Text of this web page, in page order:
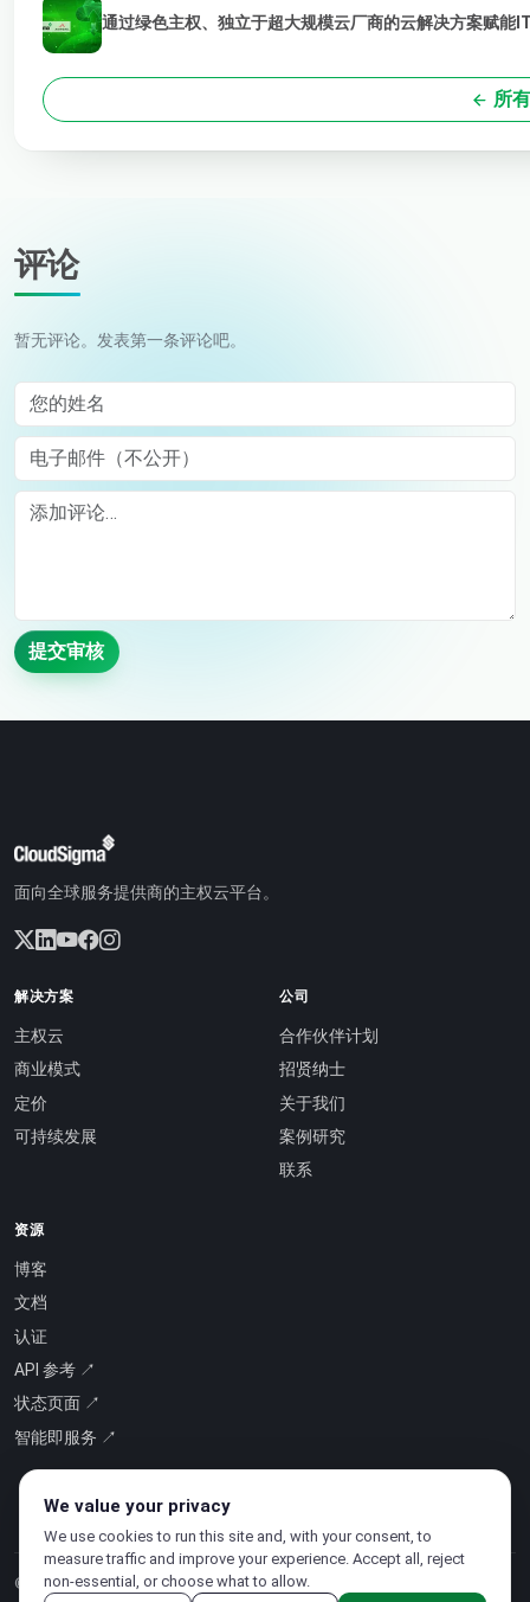
通过绿色主权、独立于超大规模云厂商的云解决方案赋能
所
评论
暂无评论。发表第一条评论吧。
您的姓名
电子邮件（不公开）
Comment
提交审核
面向全球服务提供商的主权云平台。
解决方案
主权云
商业模式
定价
可持续发展
公司
合作伙伴计划
招贤纳士
关于我们
案例研究
联系
资源
博客
文档
认证
API 参考 ↗
状态页面 ↗
智能即服务 ↗
© 2026 CloudSigma Holding AG.版权所有.
We value your privacy
We use cookies to run this site and, with your consent, to
measure traffic and improve your experience. Accept all, reject
non-essential, or choose what to allow.